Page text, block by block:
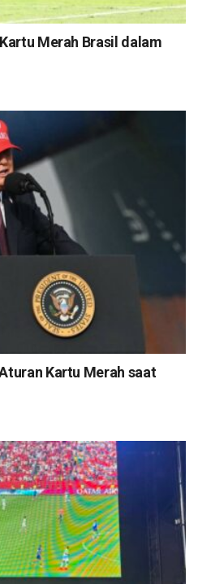
Merah Brasil dalam
Kartu Merah saat